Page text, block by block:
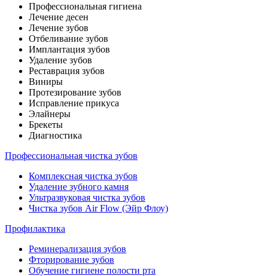
Профессиональная гигиена
Лечение десен
Лечение зубов
Отбеливание зубов
Имплантация зубов
Удаление зубов
Реставрация зубов
Виниры
Протезирование зубов
Исправление прикуса
Элайнеры
Брекеты
Диагностика
Профессиональная чистка зубов
Комплексная чистка зубов
Удаление зубного камня
Ультразвуковая чистка зубов
Чистка зубов Air Flow (Эйр Флоу)
Профилактика
Реминерализация зубов
Фторирование зубов
Обучение гигиене полости рта